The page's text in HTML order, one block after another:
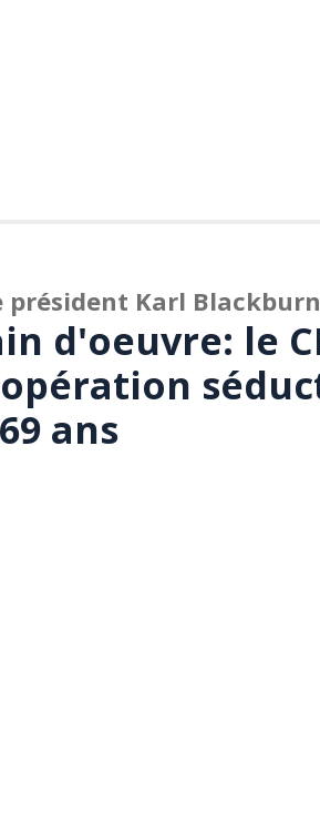
président Karl Blackburn
d'oeuvre: le
ans